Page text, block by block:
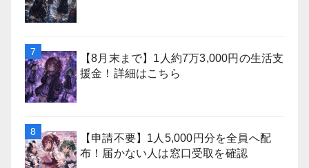
【8月末まで】1人約7万3,000円の生活支
援金！詳細はこちら
【申請不要】1人5,000円分を全員へ配
布！届かない人は窓口受取を確認